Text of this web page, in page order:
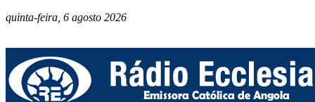
quinta-feira, 6 agosto 2026